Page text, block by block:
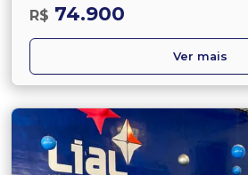
R$ 74.900
Ver mais